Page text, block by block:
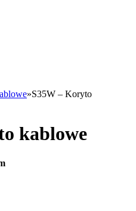
»S35W – Koryto
kablowe